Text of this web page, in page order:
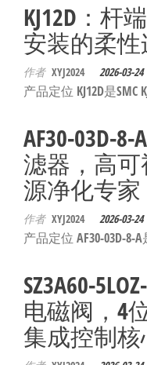
KJ12D：杆
安装的柔
作者 XYJ2024 2026-03-24
产品定位 KJ12D是SMC
AF30-03D-
滤器，高
源净化专家
作者 XYJ2024 2026-03-24
产品定位 AF30-03D-8-
SZ3A60-
电磁阀，4
集成控制核